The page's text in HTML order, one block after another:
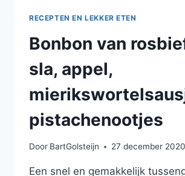
RECEPTEN EN LEKKER ETEN
Bonbon van
sla, appel,
pistachenootjes
Door BartGolsteijn 27 december 2020
Een snel en gemakkelijk